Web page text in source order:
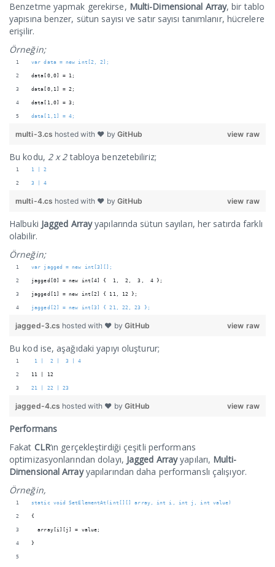
Benzetme yapmak gerekirse, Multi-Dimensional Array, bir tablo
yapısına benzer, sütun sayısı ve satır sayısı tanımlanır, hücrelere
erişilir.
Örneğin;
var data = new int[2, 2];
data[0,0] = 1;
data[0,1] = 2;
data[1,0] = 3;
data[1,1] = 4;
view raw
multi-3.cs hosted with ❤ by GitHub
Bu kodu, 2 x 2tabloya benzetebiliriz;
1 | 2
3 | 4
view raw
multi-4.cs hosted with ❤ by GitHub
Halbuki Jagged Arrayyapılarında sütun sayıları, her satırda farklı
olabilir.
Örneğin;
var jagged = new int[3][];
jagged[0] = new int[4] {  1,  2,  3,  4 };
jagged[1] = new int[2] { 11, 12 };
jagged[2] = new int[3] { 21, 22, 23 };
view raw
jagged-3.cs hosted with ❤ by GitHub
Bu kod ise, aşağıdaki yapıyı oluşturur;
1 |  2 |  3 | 4
11 | 12
21 | 22 | 23
view raw
jagged-4.cs hosted with ❤ by GitHub
Performans
Fakat CLR‘ın gerçekleştirdiği çeşitli performans
optimizasyonlarından dolayı, Jagged Arrayyapıları, Multi-
Dimensional Arrayyapılarından daha performanslı çalışıyor.
Örneğin,
static void SetElementAt(int[][] array, int i, int j, int value)
{
  array[i][j] = value;
}